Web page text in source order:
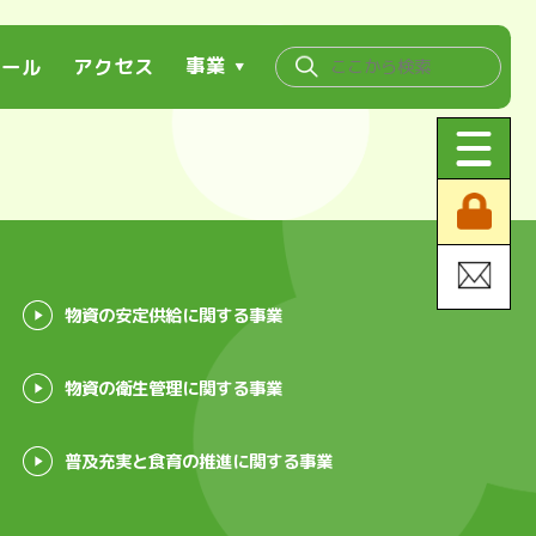
ル アクセス 事業 ▼
物資の安定供給に関する事業
物資の衛生管理に関する事業
普及充実と食育の推進に関する事業